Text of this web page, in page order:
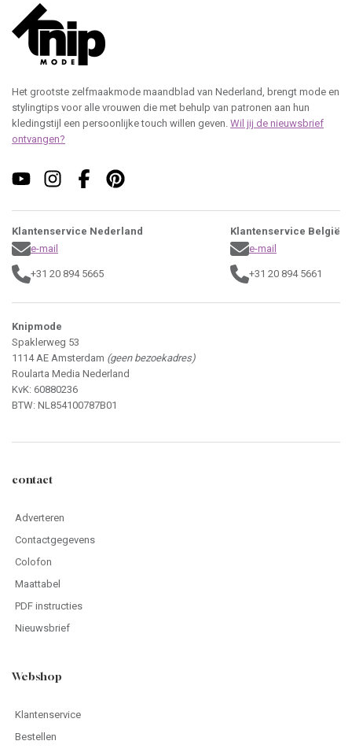
Het grootste zelfmaakmode maandblad van Nederland, brengt mode en
stylingtips voor alle vrouwen die met behulp van patronen aan hun
kledingstijl een persoonlijke touch willen geven. Wil jij de nieuwsbrief
ontvangen?
Klantenservice Nederland
e-mail
+31 20 894 5665
Klantenservice België
e-mail
+31 20 894 5661
Knipmode
Spaklerweg 53
1114 AE Amsterdam (geen bezoekadres)
Roularta Media Nederland
KvK: 60880236
BTW: NL854100787B01
contact
Adverteren
Contactgegevens
Colofon
Maattabel
PDF instructies
Nieuwsbrief
Webshop
Klantenservice
Bestellen